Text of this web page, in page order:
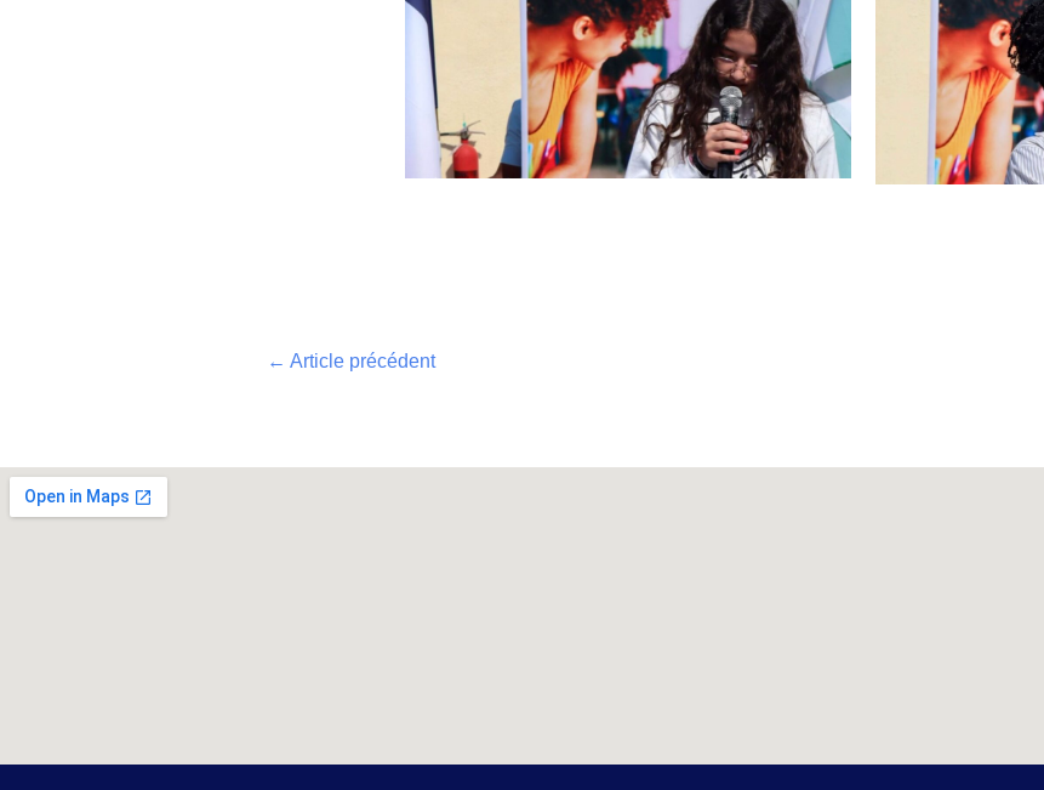
← Article précédent